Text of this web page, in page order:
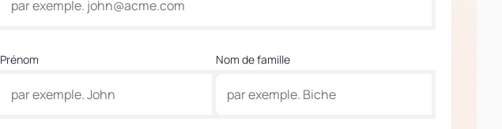
Prénom Nom de famille